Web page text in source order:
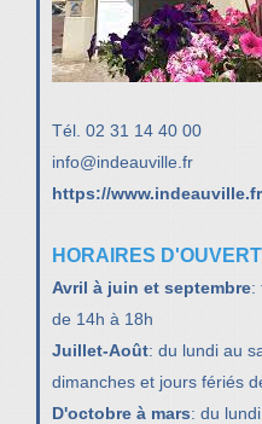
Tél. 02 31 14 40 00
info@indeauville.fr
https://
HORAIRES
Avril à juin et septembre:
de 14h à 18h
Juillet-Août: du lundi au
dimanches et jours fériés
D'octobre à mars: du